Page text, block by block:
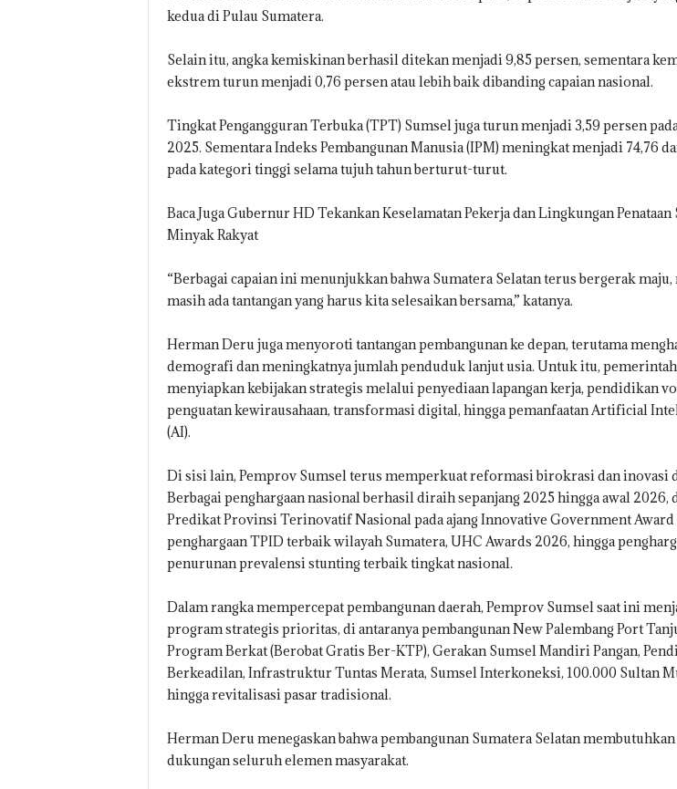
kedua di Pulau Sumatera.
Selain itu, angka kemiskinan berhasil ditekan menjadi 9,85 persen, sementara
ekstrem turun menjadi 0,76 persen atau lebih baik dibanding capaian nasional.
Tingkat Pengangguran Terbuka (TPT) Sumsel juga turun menjadi 3,59 persen
2025. Sementara Indeks Pembangunan Manusia (IPM) meningkat menjadi 74,76
pada kategori tinggi selama tujuh tahun berturut-turut.
Baca Juga Gubernur HD Tekankan Keselamatan Pekerja dan Lingkungan
Minyak Rakyat
“Berbagai capaian ini menunjukkan bahwa Sumatera Selatan terus bergerak
masih ada tantangan yang harus kita selesaikan bersama,” katanya.
Herman Deru juga menyoroti tantangan pembangunan ke depan, terutama
demografi dan meningkatnya jumlah penduduk lanjut usia. Untuk itu,
menyiapkan kebijakan strategis melalui penyediaan lapangan kerja, pendidikan
penguatan kewirausahaan, transformasi digital, hingga pemanfaatan Artificial
(AI).
Di sisi lain, Pemprov Sumsel terus memperkuat reformasi birokrasi dan inovasi
Berbagai penghargaan nasional berhasil diraih sepanjang 2025 hingga awal 2026,
Predikat Provinsi Terinovatif Nasional pada ajang Innovative Government Award
penghargaan TPID terbaik wilayah Sumatera, UHC Awards 2026, hingga
penurunan prevalensi stunting terbaik tingkat nasional.
Dalam rangka mempercepat pembangunan daerah, Pemprov Sumsel saat ini
program strategis prioritas, di antaranya pembangunan New Palembang Port
Program Berkat (Berobat Gratis Ber-KTP), Gerakan Sumsel Mandiri Pangan,
Berkeadilan, Infrastruktur Tuntas Merata, Sumsel Interkoneksi, 100.000 Sultan
hingga revitalisasi pasar tradisional.
Herman Deru menegaskan bahwa pembangunan Sumatera Selatan
dukungan seluruh elemen masyarakat.